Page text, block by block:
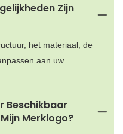
Zijn
het materiaal, de
aan uw
Beschikbaar
Merklogo?